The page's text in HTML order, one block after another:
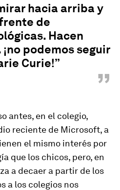
hacia arriba y
de
Hacen
podemos seguir
Curie!”
”
antes, en el colegio,
reciente de Microsoft, a
el mismo interés por
que los chicos, pero, en
a decaer a partir de los
a los colegios nos